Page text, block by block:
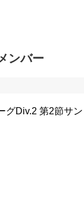
ンバー
グDiv.2 第2節サ